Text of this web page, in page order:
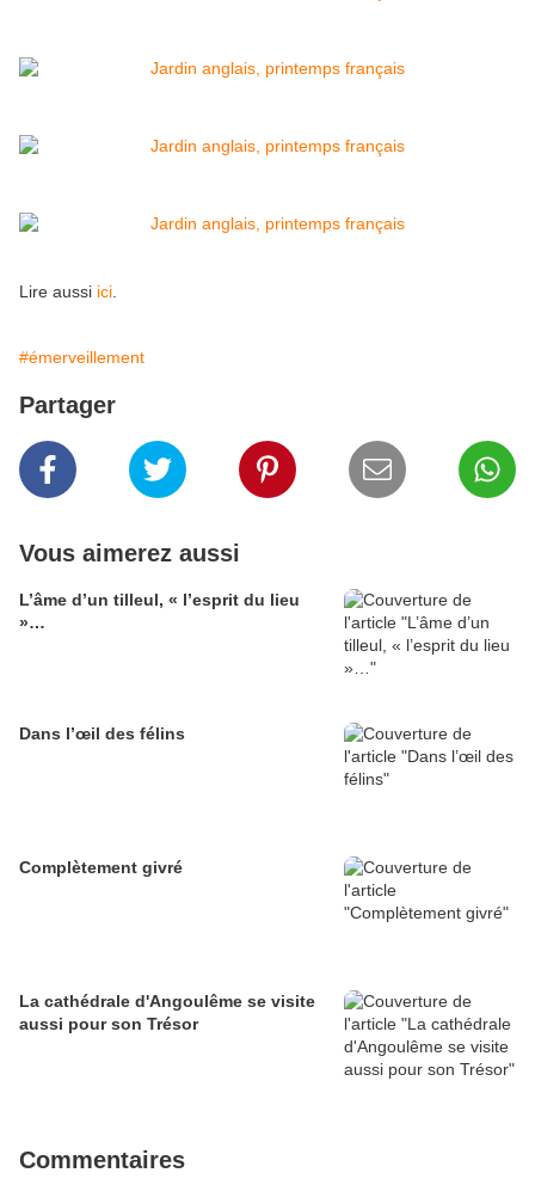
Lire aussi ici
#émerveillement
Partager
Vous aimerez aussi
L’âme d’un tilleul, « l’esprit du lieu
»…
Dans l’œil des félins
Complètement givré
La cathédrale d'Angoulême se visite
aussi pour son Trésor
Commentaires